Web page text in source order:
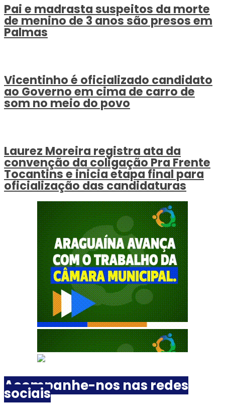
Pai e madrasta suspeitos da morte
de menino de 3 anos são presos em
Palmas
Vicentinho é oficializado candidato
ao Governo em cima de carro de
som no meio do povo
Laurez Moreira registra ata da
convenção da coligação Pra Frente
Tocantins e inicia etapa final para
oficialização das candidaturas
Acompanhe-nos nas redes
sociais